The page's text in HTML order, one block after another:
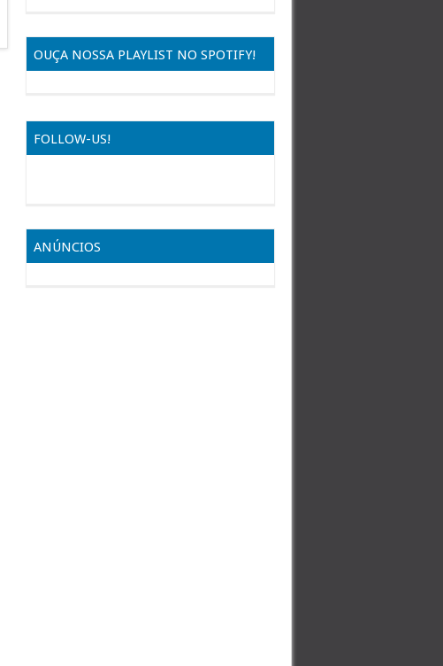
OUÇA NOSSA PLAYLIST NO SPOTIFY!
FOLLOW-US!
ANÚNCIOS